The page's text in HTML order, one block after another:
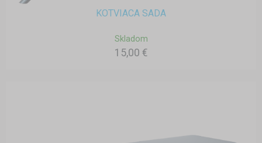
KOTVIACA SADA
Skladom
15,00 €